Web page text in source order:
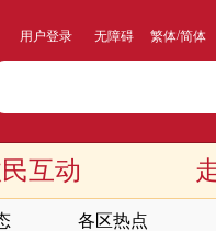
用户登录 无障碍 繁体/简体
各区热点
互动